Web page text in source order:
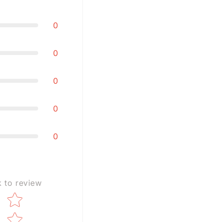
0
0
0
0
0
to review
Star rating